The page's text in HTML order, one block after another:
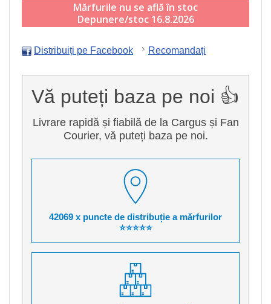
Mărfurile nu se află în stoc
Depunere/stoc 16.8.2026
Distribuiți pe Facebook Recomandați
Vă puteți baza pe noi 👍
Livrare rapidă și fiabilă de la Cargus și Fan
Courier, vă puteți baza pe noi.
42069 x puncte de distribuție a mărfurilor
⭐⭐⭐⭐⭐